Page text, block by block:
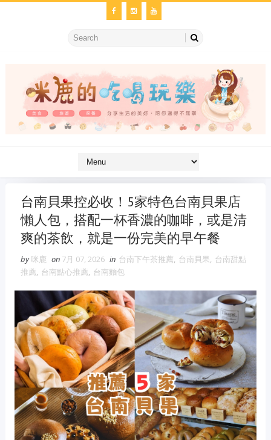
台南貝果控必收！5家特色台南貝果店
懶人包，搭配一杯香濃的咖啡，或是清
爽的茶飲，就是一份完美的早午餐
by咪鹿 on 7月 07, 2026 in 台南下午茶推薦, 台南貝果, 台南甜點
推薦, 台南點心推薦, 台南麵包
冷氣維修 維修冷氣 冷氣維修 官網 大金冷氣維修
維修冷氣
氣維修
眼鏡蛇粉
眼鏡蛇粉膠囊
蛇粉推薦
蛇粉哪裡買
純蛇粉
工程 一家倫